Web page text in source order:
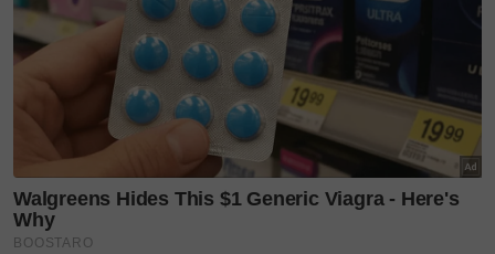
Dilancarkan pada 25 Jun 2026, koleksi Nala Nana
hadir dengan sentuhan moden dan elegan serta
dihasilkan dalam kuantiti terhad sebagai edisi
eksklusif.
Direka untuk kegunaan harian, koleksi berkenaan